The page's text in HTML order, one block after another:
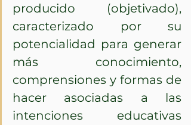
producido (objetivado),
caracterizado por su
potencialidad para generar
más conocimiento,
comprensiones y formas de
hacer asociadas a las
intenciones educativas